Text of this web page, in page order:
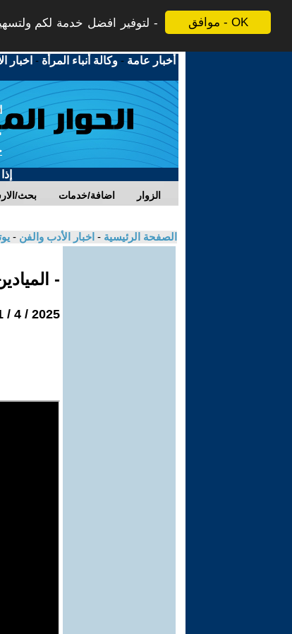
موافق - OK
لتوفير افضل خدمة لكم
أخبار عامة -وكالة أنباء المرأة - اخبار
بحث/ اضافة/خدمات الزوار
الصفحة الرئيسية - اخبار الأدب والفن -
-
2025 / 4 / 21